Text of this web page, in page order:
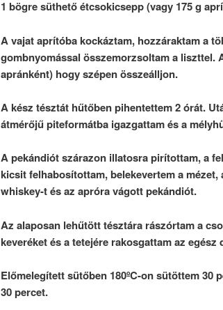
1 bögre süthető étcsokicsepp (vagy 175 g
A vajat aprítóba kockáztam, hozzáraktam a
gombnyomással összemorzsoltam a liszttel.
apránként) hogy szépen összeálljon.
A kész tésztát hűtőben pihentettem 2 órát.
átmérőjű piteformátba igazgattam és a
A pekándiót szárazon illatosra pirítottam, a
kicsit felhabosítottam, belekevertem a
whiskey-t és az apróra vágott pekándiót.
Az alaposan lehűtött tésztára rászórtam a
keveréket és a tetejére rakosgattam az egész
Előmelegített sütőben 180ºC-on sütöttem 30
30 percet.